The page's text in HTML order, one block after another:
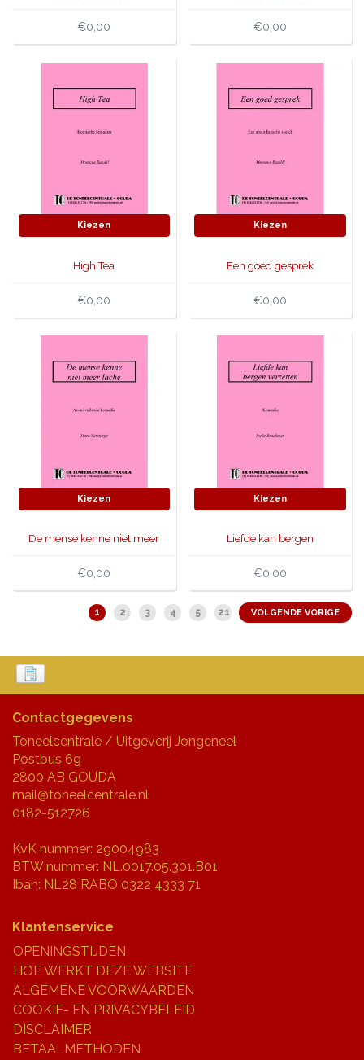
€0,00 €0,00
Kiezen
High Tea
€0,00
Kiezen
Een goed gesprek
€0,00
Kiezen
De mense kenne niet meer
€0,00
Kiezen
Liefde kan bergen
€0,00
1 2 3 4 5 21 VOLGENDE VORIGE
Contactgegevens
Toneelcentrale / Uitgeverij Jongeneel
Postbus 69
2800 AB GOUDA
mail@toneelcentrale.nl
0182-512726
KvK nummer: 29004983
BTW nummer: NL.0017.05.301.B01
Iban: NL28 RABO 0322 4333 71
Klantenservice
OPENINGSTIJDEN
HOE WERKT DEZE WEBSITE
ALGEMENE VOORWAARDEN
COOKIE- EN PRIVACYBELEID
DISCLAIMER
BETAALMETHODEN